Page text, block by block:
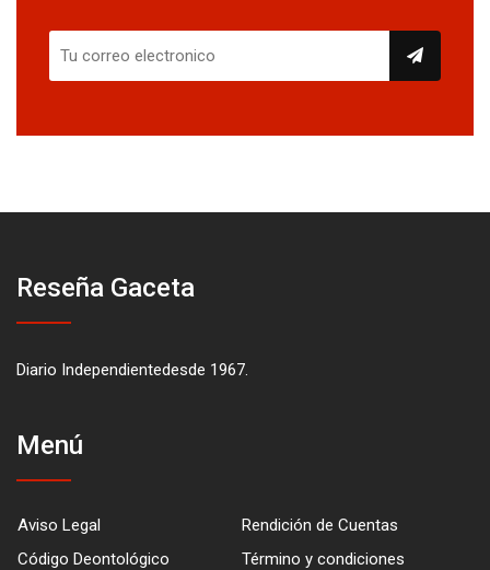
Reseña Gaceta
Diario Independientedesde 1967.
Menú
Aviso Legal
Rendición de Cuentas
Código Deontológico
Término y condiciones